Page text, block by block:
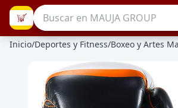
Inicio/Deportes y Fitness/Boxeo y Artes